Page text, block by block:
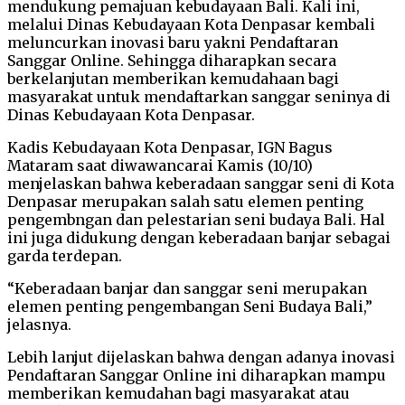
mendukung pemajuan kebudayaan Bali. Kali ini,
melalui Dinas Kebudayaan Kota Denpasar kembali
meluncurkan inovasi baru yakni Pendaftaran
Sanggar Online. Sehingga diharapkan secara
berkelanjutan memberikan kemudahaan bagi
masyarakat untuk mendaftarkan sanggar seninya di
Dinas Kebudayaan Kota Denpasar.
Kadis Kebudayaan Kota Denpasar, IGN Bagus
Mataram saat diwawancarai Kamis (10/10)
menjelaskan bahwa keberadaan sanggar seni di Kota
Denpasar merupakan salah satu elemen penting
pengembngan dan pelestarian seni budaya Bali. Hal
ini juga didukung dengan keberadaan banjar sebagai
garda terdepan.
“Keberadaan banjar dan sanggar seni merupakan
elemen penting pengembangan Seni Budaya Bali,”
jelasnya.
Lebih lanjut dijelaskan bahwa dengan adanya inovasi
Pendaftaran Sanggar Online ini diharapkan mampu
memberikan kemudahan bagi masyarakat atau